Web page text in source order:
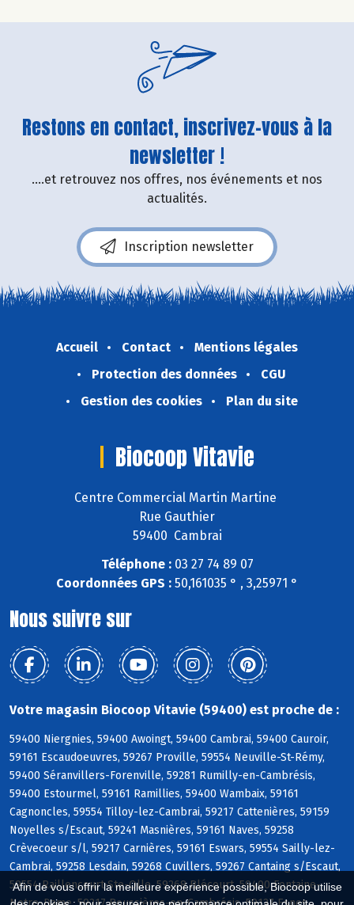
Afin de vous offrir la meilleure expérience possible, Biocoop utilise
Restons en contact, inscrivez-vous à la
newsletter !
....et retrouvez nos offres, nos événements et nos
actualités.
Inscription newsletter
Accueil Contact
Mentions légales
Protection des données
CGU
Gestion des cookies
Plan du site
Biocoop Vitavie
Centre Commercial Martin Martine
Rue Gauthier
59400 Cambrai
Téléphone :03 27 74 89 07
Coordonnées GPS : 50,161035 ° , 3,25971 °
Nous suivre sur
Votre magasin Biocoop Vitavie (59400) est proche de :
59400 Niergnies, 59400 Awoingt, 59400 Cambrai, 59400 Cauroir,
59161 Escaudoeuvres, 59267 Proville, 59554 Neuville-St-Rémy,
59400 Séranvillers-Forenville, 59281 Rumilly-en-Cambrésis,
59400 Estourmel, 59161 Ramillies, 59400 Wambaix, 59161
Cagnoncles, 59554 Tilloy-lez-Cambrai, 59217 Cattenières, 59159
Noyelles s/Escaut, 59241 Masnières, 59161 Naves, 59258
Crèvecoeur s/l, 59217 Carnières, 59161 Eswars, 59554 Sailly-lez-
Cambrai, 59258 Lesdain, 59268 Cuvillers, 59267 Cantaing s/Escaut,
59554 Raillencourt-Ste-Olle, 59268 Blécourt, 59400 Fontaine-